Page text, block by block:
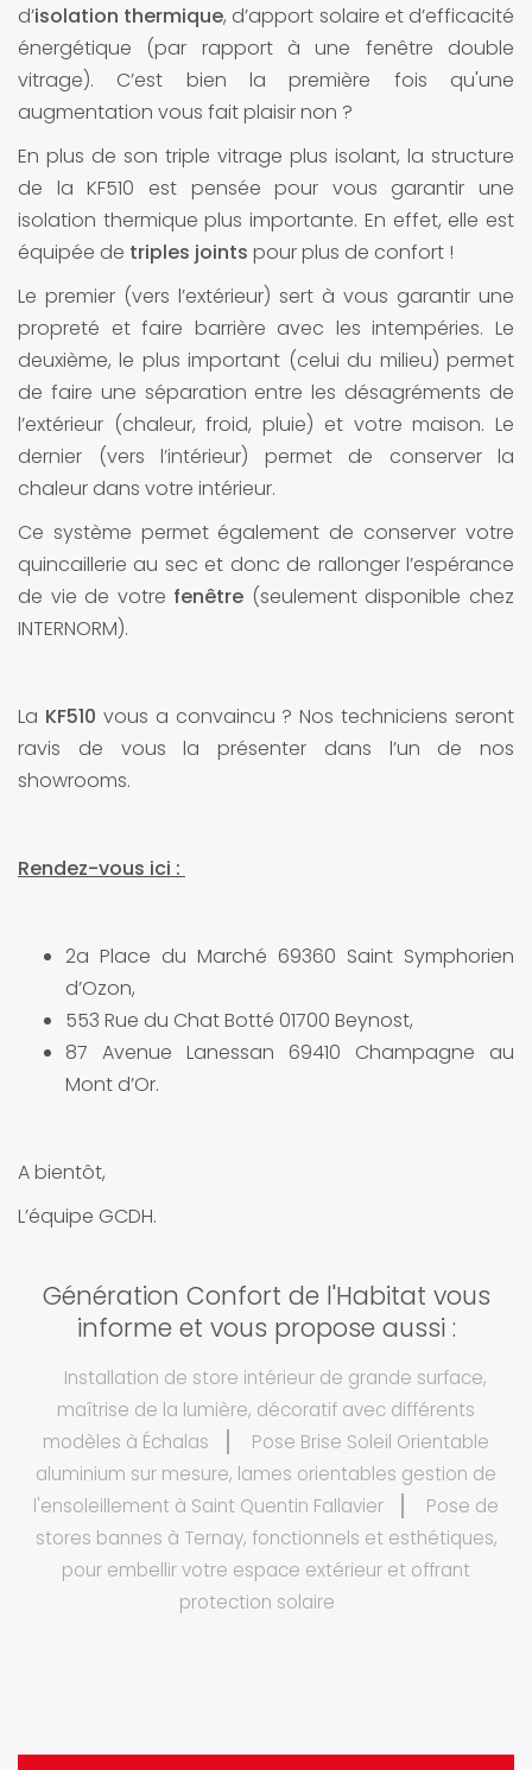
d’isolation thermique, d’apport solaire et d’efficacité
énergétique (par rapport à une fenêtre double
vitrage). C’est bien la première fois qu'une
augmentation vous fait plaisir non ?
En plus de son triple vitrage plus isolant, la structure
de la KF510 est pensée pour vous garantir une
isolation thermique plus importante. En effet, elle est
équipée de triples joints pour plus de confort !
Le premier (vers l’extérieur) sert à vous garantir une
propreté et faire barrière avec les intempéries. Le
deuxième, le plus important (celui du milieu) permet
de faire une séparation entre les désagréments de
l’extérieur (chaleur, froid, pluie) et votre maison. Le
dernier (vers l’intérieur) permet de conserver la
chaleur dans votre intérieur.
Ce système permet également de conserver votre
quincaillerie au sec et donc de rallonger l’espérance
de vie de votre fenêtre (seulement disponible chez
INTERNORM).
La KF510 vous a convaincu ? Nos techniciens seront
ravis de vous la présenter dans l’un de nos
showrooms.
Rendez-vous ici :
2a Place du Marché 69360 Saint Symphorien
d’Ozon,
553 Rue du Chat Botté 01700 Beynost,
87 Avenue Lanessan 69410 Champagne au
Mont d’Or.
A bientôt,
L’équipe GCDH.
Génération Confort de l'Habitat vous
informe et vous propose aussi :
Installation de store intérieur de grande surface,
maîtrise de la lumière, décoratif avec différents
modèles à Échalas
Pose Brise Soleil Orientable
aluminium sur mesure, lames orientables gestion de
l'ensoleillement à Saint Quentin Fallavier
Pose de
stores bannes à Ternay, fonctionnels et esthétiques,
pour embellir votre espace extérieur et offrant
protection solaire